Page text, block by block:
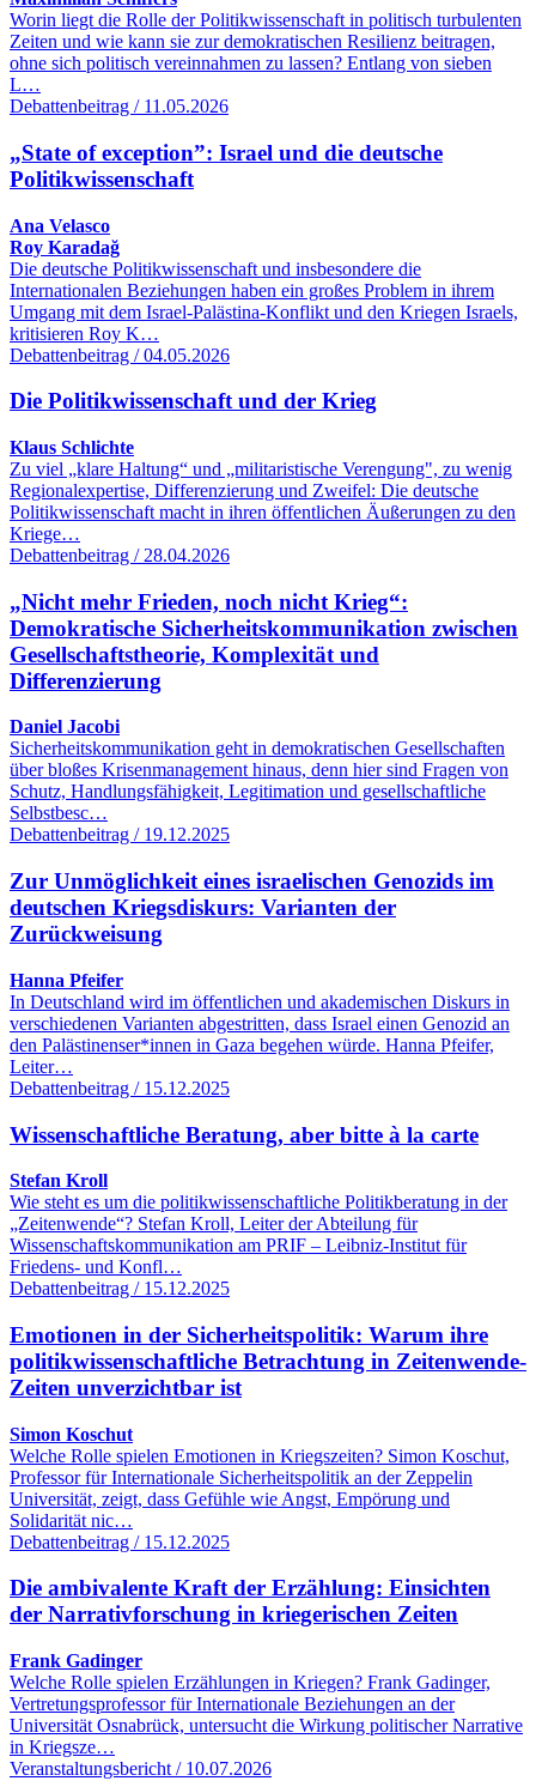
Worin liegt die Rolle der Politikwissenschaft in politisch turbulenten
Zeiten und wie kann sie zur demokratischen Resilienz beitragen,
ohne sich politisch vereinnahmen zu lassen? Entlang von sieben
L…
Debattenbeitrag / 11.05.2026
„State of exception”: Israel und die deutsche
Politikwissenschaft
Ana Velasco
Roy Karadağ
Die deutsche Politikwissenschaft und insbesondere die
Internationalen Beziehungen haben ein großes Problem in ihrem
Umgang mit dem Israel-Palästina-Konflikt und den Kriegen Israels,
kritisieren Roy K…
Debattenbeitrag / 04.05.2026
Die Politikwissenschaft und der Krieg
Klaus Schlichte
Zu viel „klare Haltung“ und „militaristische Verengung", zu wenig
Regionalexpertise, Differenzierung und Zweifel: Die deutsche
Politikwissenschaft macht in ihren öffentlichen Äußerungen zu den
Kriege…
Debattenbeitrag / 28.04.2026
„Nicht mehr Frieden, noch nicht Krieg“:
Demokratische Sicherheitskommunikation zwischen
Gesellschaftstheorie, Komplexität und
Differenzierung
Daniel Jacobi
Sicherheitskommunikation geht in demokratischen Gesellschaften
über bloßes Krisenmanagement hinaus, denn hier sind Fragen von
Schutz, Handlungsfähigkeit, Legitimation und gesellschaftliche
Selbstbesc…
Debattenbeitrag / 19.12.2025
Zur Unmöglichkeit eines israelischen Genozids im
deutschen Kriegsdiskurs: Varianten der
Zurückweisung
Hanna Pfeifer
In Deutschland wird im öffentlichen und akademischen Diskurs in
verschiedenen Varianten abgestritten, dass Israel einen Genozid an
den Palästinenser*innen in Gaza begehen würde. Hanna Pfeifer,
Leiter…
Debattenbeitrag / 15.12.2025
Wissenschaftliche Beratung, aber bitte à la carte
Stefan Kroll
Wie steht es um die politikwissenschaftliche Politikberatung in der
„Zeitenwende“? Stefan Kroll, Leiter der Abteilung für
Wissenschaftskommunikation am PRIF – Leibniz-Institut für
Friedens- und Konfl…
Debattenbeitrag / 15.12.2025
Emotionen in der Sicherheitspolitik: Warum ihre
politikwissenschaftliche Betrachtung in Zeitenwende-
Zeiten unverzichtbar ist
Simon Koschut
Welche Rolle spielen Emotionen in Kriegszeiten? Simon Koschut,
Professor für Internationale Sicherheitspolitik an der Zeppelin
Universität, zeigt, dass Gefühle wie Angst, Empörung und
Solidarität nic…
Debattenbeitrag / 15.12.2025
Die ambivalente Kraft der Erzählung: Einsichten
der Narrativforschung in kriegerischen Zeiten
Frank Gadinger
Welche Rolle spielen Erzählungen in Kriegen? Frank Gadinger,
Vertretungsprofessor für Internationale Beziehungen an der
Universität Osnabrück, untersucht die Wirkung politischer Narrative
in Kriegsze…
Veranstaltungsbericht / 10.07.2026